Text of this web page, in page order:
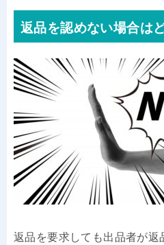
返品を認めない場合は
返品を要求しても出品者が返